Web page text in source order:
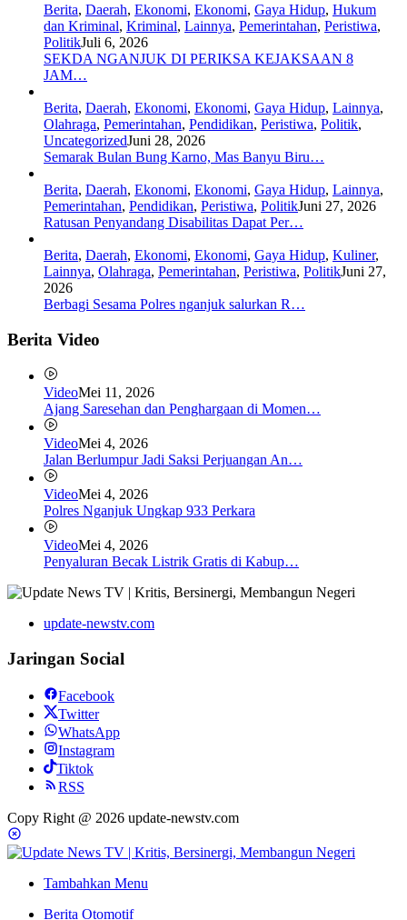
Berita, Daerah, Ekonomi, Ekonomi, Gaya Hidup, Hukum
dan Kriminal, Kriminal, Lainnya, Pemerintahan, Peristiwa,
PolitikJuli 6, 2026
SEKDA NGANJUK DI PERIKSA KEJAKSAAN 8
JAM…
Berita, Daerah, Ekonomi, Ekonomi, Gaya Hidup, Lainnya,
Olahraga, Pemerintahan, Pendidikan, Peristiwa, Politik,
UncategorizedJuni 28, 2026
Semarak Bulan Bung Karno, Mas Banyu Biru…
Berita, Daerah, Ekonomi, Ekonomi, Gaya Hidup, Lainnya,
Pemerintahan, Pendidikan, Peristiwa, PolitikJuni 27, 2026
Ratusan Penyandang Disabilitas Dapat Per…
Berita, Daerah, Ekonomi, Ekonomi, Gaya Hidup, Kuliner,
Lainnya, Olahraga, Pemerintahan, Peristiwa, PolitikJuni 27,
2026
Berbagi Sesama Polres nganjuk salurkan R…
Berita Video
VideoMei 11, 2026
Ajang Saresehan dan Penghargaan di Momen…
VideoMei 4, 2026
Jalan Berlumpur Jadi Saksi Perjuangan An…
VideoMei 4, 2026
Polres Nganjuk Ungkap 933 Perkara
VideoMei 4, 2026
Penyaluran Becak Listrik Gratis di Kabup…
update-newstv.com
Jaringan Social
Facebook
Twitter
WhatsApp
Instagram
Tiktok
RSS
Copy Right @ 2026 update-newstv.com
Tambahkan Menu
Berita Otomotif